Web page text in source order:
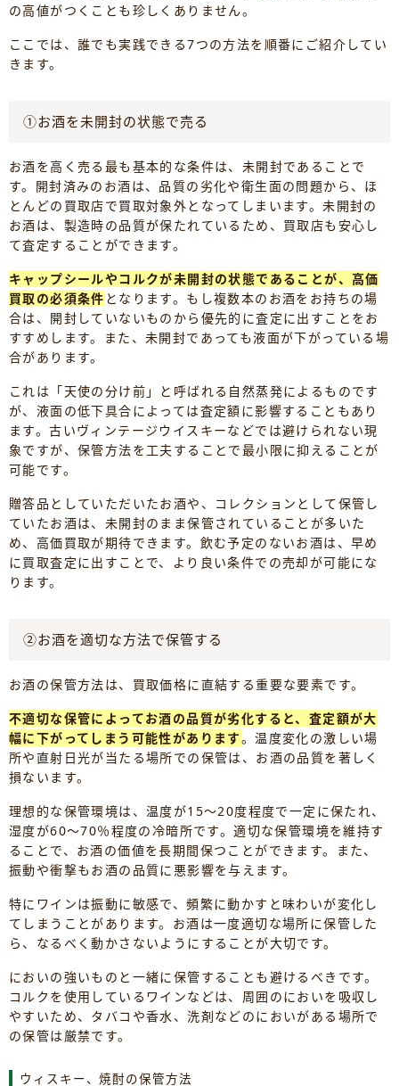
の高値がつくことも珍しくありません。
ここでは、誰でも実践できる7つの方法を順番にご紹介してい
きます。
①お酒を未開封の状態で売る
お酒を高く売る最も基本的な条件は、未開封であることで
す。開封済みのお酒は、品質の劣化や衛生面の問題から、ほ
とんどの買取店で買取対象外となってしまいます。未開封の
お酒は、製造時の品質が保たれているため、買取店も安心し
て査定することができます。
キャップシールやコルクが未開封の状態であることが、高価
買取の必須条件 となります。もし複数本のお酒をお持ちの場
合は、開封していないものから優先的に査定に出すことをお
すすめします。また、未開封であっても液面が下がっている場
合があります。
これは「天使の分け前」と呼ばれる自然蒸発によるものです
が、液面の低下具合によっては査定額に影響することもあり
ます。古いヴィンテージウイスキーなどでは避けられない現
象ですが、保管方法を工夫することで最小限に抑えることが
可能です。
贈答品としていただいたお酒や、コレクションとして保管し
ていたお酒は、未開封のまま保管されていることが多いた
め、高価買取が期待できます。飲む予定のないお酒は、早め
に買取査定に出すことで、より良い条件での売却が可能にな
ります。
②お酒を適切な方法で保管する
お酒の保管方法は、買取価格に直結する重要な要素です。
不適切な保管によってお酒の品質が劣化すると、査定額が大
幅に下がってしまう可能性があります。温度変化の激しい場
所や直射日光が当たる場所での保管は、お酒の品質を著しく
損ないます。
理想的な保管環境は、温度が15～20度程度で一定に保たれ、
湿度が60～70％程度の冷暗所です。適切な保管環境を維持す
ることで、お酒の価値を長期間保つことができます。また、
振動や衝撃もお酒の品質に悪影響を与えます。
特にワインは振動に敏感で、頻繁に動かすと味わいが変化し
てしまうことがあります。お酒は一度適切な場所に保管した
ら、なるべく動かさないようにすることが大切です。
においの強いものと一緒に保管することも避けるべきです。
コルクを使用しているワインなどは、周囲のにおいを吸収し
やすいため、タバコや香水、洗剤などのにおいがある場所で
の保管は厳禁です。
ウィスキー、焼酎の保管方法